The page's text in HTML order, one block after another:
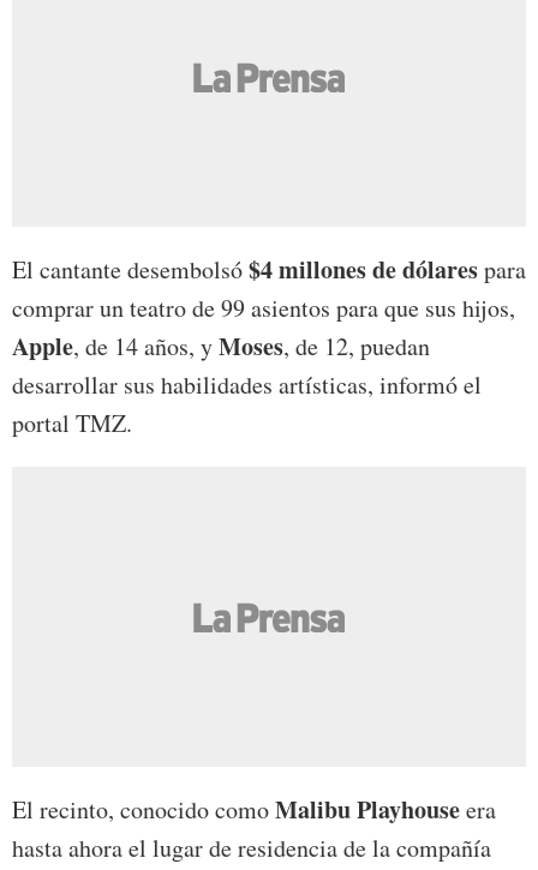
El cantante desembolsó$4 millones de dólarespara
comprar un teatro de 99 asientos para que sus hijos,
Apple, de 14 años, yMoses, de 12, puedan
desarrollar sus habilidades artísticas, informó el
portal TMZ.
El recinto, conocido comoMalibu Playhouseera
hasta ahora el lugar de residencia de la compañía